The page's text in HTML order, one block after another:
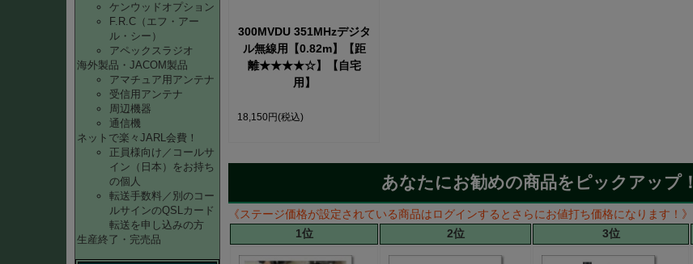
ケンウッドオプション
F.R.C（エフ・アー
ル・シー）
アペックスラジオ
海外製品・JACOM製品
アマチュア用アンテナ
受信用アンテナ
周辺機器
通信機
ネットで楽々JARL会費！
正員様向け／コールサ
イン（日本）をお持ち
の個人
転送手数料／別のコー
ルサインのQSLカード
転送を申し込みの方
生産終了・完売品
300MVDU 351MHzデジタ
ル無線用【0.82m】【距
離★★★★☆】【自宅
用】
18,150円(税込)
あなたにお勧めの商品をピックアップ！
《ステージ価格が設定されている商品はログインするとさらにお値打ち価格になります！》
1位
2位 3位